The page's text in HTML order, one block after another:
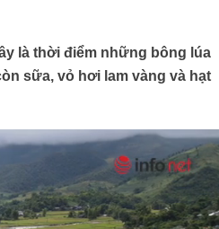
là thời điểm những bông lúa
sữa, vỏ hơi lam vàng và hạt